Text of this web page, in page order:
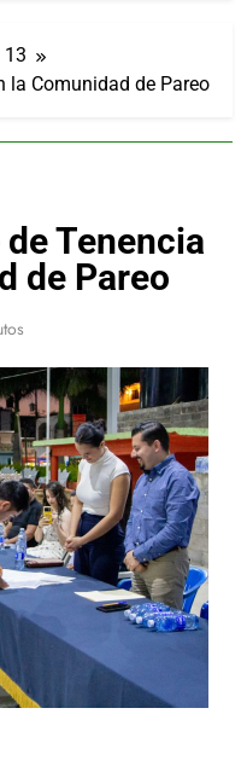
13
la Comunidad de Pareo
Tenencia
de Pareo